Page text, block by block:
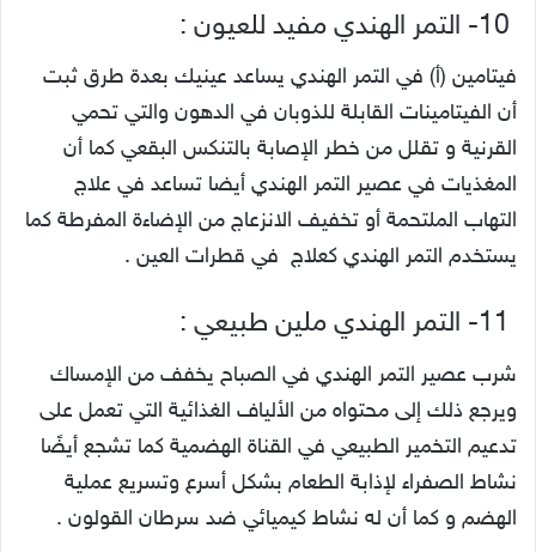
فيتامين (أ) في التمر الهندي يساعد عينيك بعدة طرق ثبت
أن الفيتامينات القابلة للذوبان في الدهون والتي تحمي
القرنية و تقلل من خطر الإصابة بالتنكس البقعي كما أن
المغذيات في عصير التمر الهندي أيضا تساعد في علاج
التهاب الملتحمة أو تخفيف الانزعاج من الإضاءة المفرطة كما
يستخدم التمر الهندي كعلاج في قطرات العين .
شرب عصير التمر الهندي في الصباح يخفف من الإمساك
ويرجع ذلك إلى محتواه من الألياف الغذائية التي تعمل على
تدعيم التخمير الطبيعي في القناة الهضمية كما تشجع أيضًا
نشاط الصفراء لإذابة الطعام بشكل أسرع وتسريع عملية
الهضم و كما أن له نشاط كيميائي ضد سرطان القولون .